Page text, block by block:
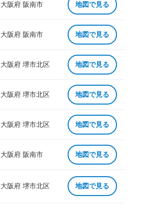
大阪府 阪南市 地図で見る
大阪府 阪南市 地図で見る
大阪府 堺市北区 地図で見る
大阪府 堺市北区 地図で見る
大阪府 堺市北区 地図で見る
大阪府 阪南市 地図で見る
大阪府 堺市北区 地図で見る